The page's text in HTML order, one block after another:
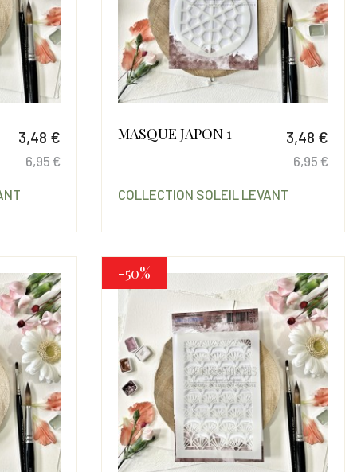
3,48 €
6,95 €
MASQUE JAPON 1 3,48 €
6,95 €
COLLECTION SOLEIL LEVANT
-50%